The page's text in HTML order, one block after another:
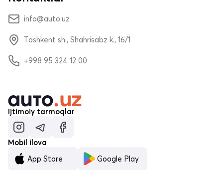
info@auto.uz
Toshkent sh., Shahrisabz k., 16/1
+998 95 324 12 00
Ijtimoiy tarmoqlar
Mobil ilova
App Store
Google Play